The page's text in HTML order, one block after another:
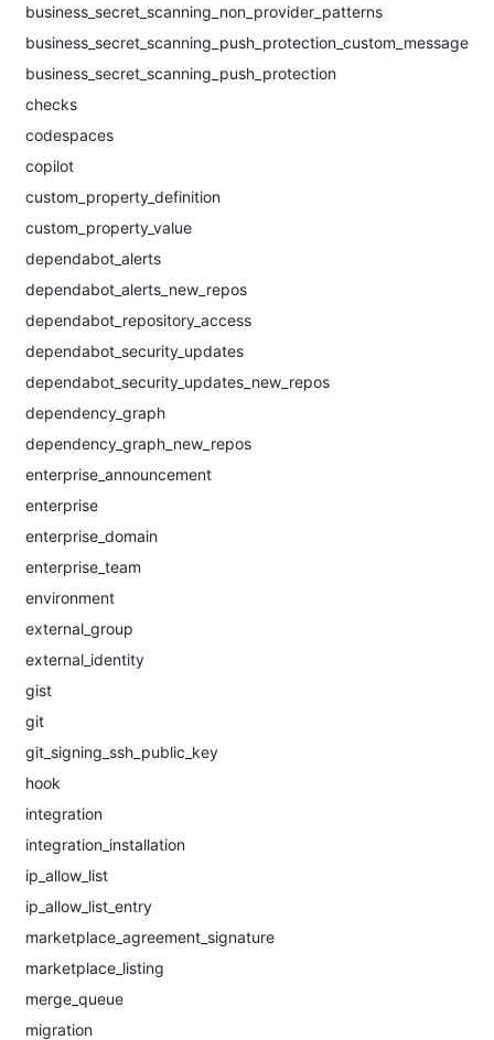
business_secret_scanning_non_provider_patterns
business_secret_scanning_push_protection_custom_message
business_secret_scanning_push_protection
checks
codespaces
copilot
custom_property_definition
custom_property_value
dependabot_alerts
dependabot_alerts_new_repos
dependabot_repository_access
dependabot_security_updates
dependabot_security_updates_new_repos
dependency_graph
dependency_graph_new_repos
enterprise_announcement
enterprise
enterprise_domain
enterprise_team
environment
external_group
external_identity
gist
git
git_signing_ssh_public_key
hook
integration
integration_installation
ip_allow_list
ip_allow_list_entry
marketplace_agreement_signature
marketplace_listing
merge_queue
migration